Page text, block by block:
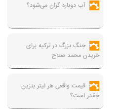
آب دوباره گران می‌شود؟
جنگ بزرگ در ترکیه برای
خریدن محمد صلاح
قیمت واقعی هر لیتر بنزین
چقدر است؟